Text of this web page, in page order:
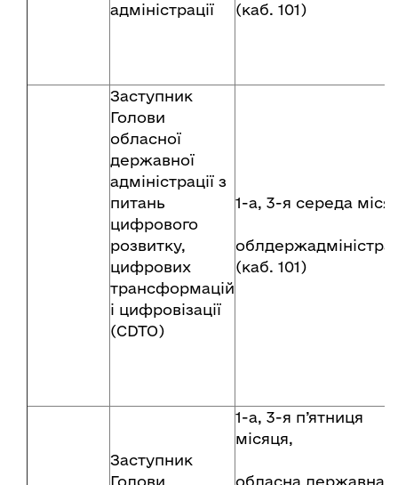
адміністрації
(каб. 101)
Заступник
Голови
обласної
державної
адміністрації з
питань
цифрового
розвитку,
цифрових
трансформацій
і цифровізації
(CDTO)
1-а, 3-я середа
(каб. 101)
Заступник
Голови
1-а, 3-я п’ятниця
місяця,
обласна державна